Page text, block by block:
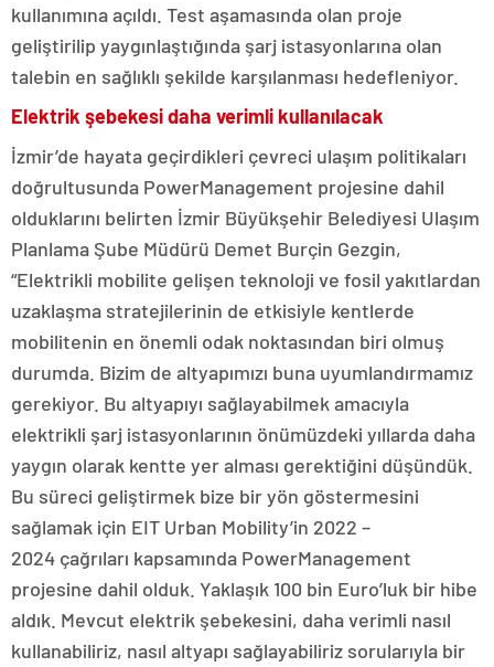
kullanımına açıldı. Test aşamasında olan proje
geliştirilip yaygınlaştığında şarj istasyonlarına olan
talebin en sağlıklı şekilde karşılanması hedefleniyor.
Elektrik şebekesi daha verimli kullanılacak
İzmir’de hayata geçirdikleri çevreci ulaşım politikaları
doğrultusunda PowerManagement projesine dahil
olduklarını belirten İzmir Büyükşehir Belediyesi Ulaşım
Planlama Şube Müdürü Demet Burçin Gezgin,
“Elektrikli mobilite gelişen teknoloji ve fosil yakıtlardan
uzaklaşma stratejilerinin de etkisiyle kentlerde
mobilitenin en önemli odak noktasından biri olmuş
durumda. Bizim de altyapımızı buna uyumlandırmamız
gerekiyor. Bu altyapıyı sağlayabilmek amacıyla
elektrikli şarj istasyonlarının önümüzdeki yıllarda daha
yaygın olarak kentte yer alması gerektiğini düşündük.
Bu süreci geliştirmek bize bir yön göstermesini
sağlamak için EIT Urban Mobility’in 2022 –
2024 çağrıları kapsamında PowerManagement
projesine dahil olduk. Yaklaşık 100 bin Euro’luk bir hibe
aldık. Mevcut elektrik şebekesini, daha verimli nasıl
kullanabiliriz, nasıl altyapı sağlayabiliriz sorularıyla bir